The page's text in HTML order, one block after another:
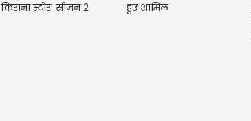
किराना स्टोर' सीजन 2
हुए शामिल